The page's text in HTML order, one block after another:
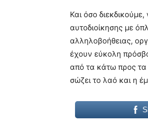
Και όσο
αυτοδιοίκησης με
αλληλοβοήθειας,
έχουν εύκολη
από τα κάτω προς τα
σώζει το λαό και η